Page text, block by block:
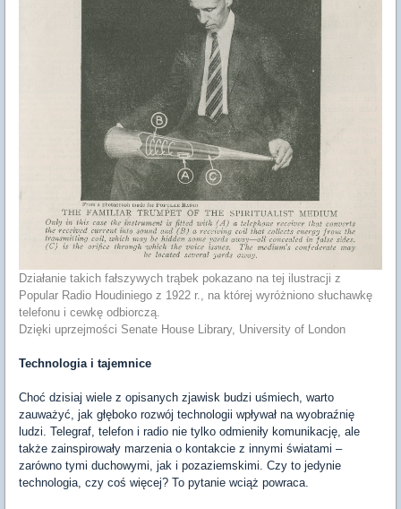
Działanie takich fałszywych trąbek pokazano na tej ilustracji z
Popular Radio Houdiniego z 1922 r., na której wyróżniono słuchawkę
telefonu i cewkę odbiorczą.
Dzięki uprzejmości Senate House Library, University of London
Technologia i tajemnice
Choć dzisiaj wiele z opisanych zjawisk budzi uśmiech, warto
zauważyć, jak głęboko rozwój technologii wpływał na wyobraźnię
ludzi. Telegraf, telefon i radio nie tylko odmieniły komunikację, ale
także zainspirowały marzenia o kontakcie z innymi światami –
zarówno tymi duchowymi, jak i pozaziemskimi. Czy to jedynie
technologia, czy coś więcej? To pytanie wciąż powraca.